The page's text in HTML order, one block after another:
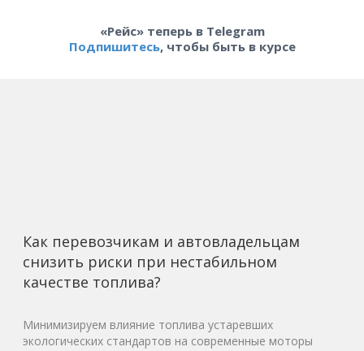
«Рейс» теперь в Telegram
Подпишитесь, чтобы быть в курсе
Как перевозчикам и автовладельцам
снизить риски при нестабильном
качестве топлива?
Минимизируем влияние топлива устаревших
экологических стандартов на современные моторы